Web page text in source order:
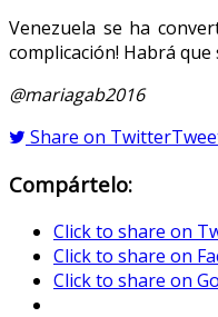
Venezuela se ha
complicación! Habrá
@mariagab2016
Share on Twitter
Compártelo:
Click to share on
Click to share on
Click to share on